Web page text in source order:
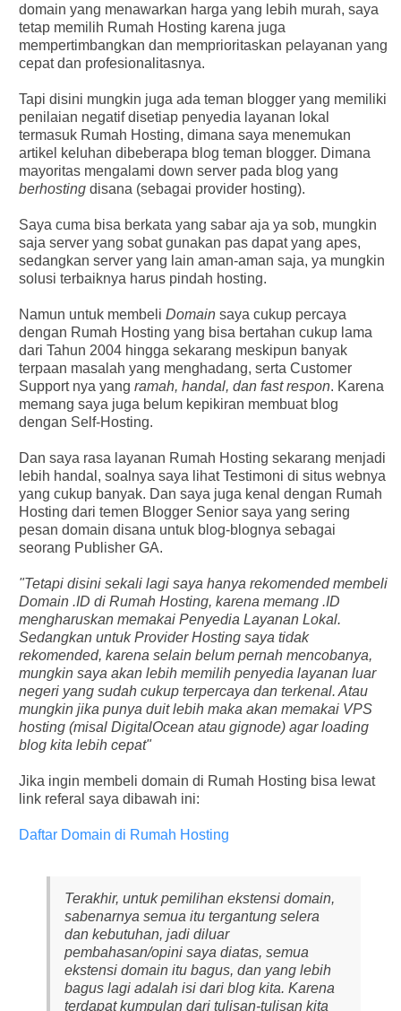
domain yang menawarkan harga yang lebih murah, saya
tetap memilih Rumah Hosting karena juga
mempertimbangkan dan memprioritaskan pelayanan yang
cepat dan profesionalitasnya.
Tapi disini mungkin juga ada teman blogger yang memiliki
penilaian negatif disetiap penyedia layanan lokal
termasuk Rumah Hosting, dimana saya menemukan
artikel keluhan dibeberapa blog teman blogger. Dimana
mayoritas mengalami down server pada blog yang
berhostingdisana (sebagai provider hosting).
Saya cuma bisa berkata yang sabar aja ya sob, mungkin
saja server yang sobat gunakan pas dapat yang apes,
sedangkan server yang lain aman-aman saja, ya mungkin
solusi terbaiknya harus pindah hosting.
Namun untuk membeli Domainsaya cukup percaya
dengan Rumah Hosting yang bisa bertahan cukup lama
dari Tahun 2004 hingga sekarang meskipun banyak
terpaan masalah yang menghadang, serta Customer
Support nya yang ramah, handal, dan fast respon. Karena
memang saya juga belum kepikiran membuat blog
dengan Self-Hosting.
Dan saya rasa layanan Rumah Hosting sekarang menjadi
lebih handal, soalnya saya lihat Testimoni di situs webnya
yang cukup banyak. Dan saya juga kenal dengan Rumah
Hosting dari temen Blogger Senior saya yang sering
pesan domain disana untuk blog-blognya sebagai
seorang Publisher GA.
"Tetapi disini sekali lagi saya hanya rekomended membeli
Domain .ID di Rumah Hosting, karena memang .ID
mengharuskan memakai Penyedia Layanan Lokal.
Sedangkan untuk Provider Hosting saya tidak
rekomended, karena selain belum pernah mencobanya,
mungkin saya akan lebih memilih penyedia layanan luar
negeri yang sudah cukup terpercaya dan terkenal. Atau
mungkin jika punya duit lebih maka akan memakai VPS
hosting (misal DigitalOcean atau gignode) agar loading
blog kita lebih cepat"
Jika ingin membeli domain di Rumah Hosting bisa lewat
link referal saya dibawah ini:
Daftar Domain di Rumah Hosting
Terakhir, untuk pemilihan ekstensi domain,
sabenarnya semua itu tergantung selera
dan kebutuhan, jadi diluar
pembahasan/opini saya diatas, semua
ekstensi domain itu bagus, dan yang lebih
bagus lagi adalah isi dari blog kita. Karena
terdapat kumpulan dari tulisan-tulisan kita